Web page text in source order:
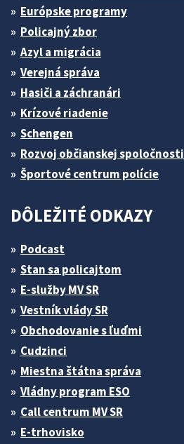
Európske programy
Policajný zbor
Azyl a migrácia
Verejná správa
Hasiči a záchranári
Krízové riadenie
Schengen
Rozvoj občianskej spoločnosti
Športové centrum polície
DÔLEŽITÉ ODKAZY
Podcast
Stan sa policajtom
E-služby MV SR
Vestník vlády SR
Obchodovanie s ľuďmi
Cudzinci
Miestna štátna správa
Vládny program ESO
Call centrum MV SR
E-trhovisko